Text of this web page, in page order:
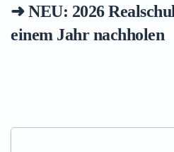
➜ NEU: 2026
einem Jahr nachholen